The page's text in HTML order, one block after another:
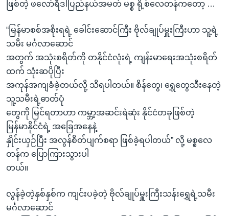
ဖြစ်တဲ့ ဖလော်ရီဒါပြည်နယ်အမတ် မစ္စ ရို့စ်လေတန်ကတော့ …
“မြန်မာစစ်အစိုးရရဲ့ ခေါင်းဆောင်ကြီး ဗိုလ်ချုပ်မှူးကြီးဟာ သူ့ရဲ့
သမီး မင်္ဂလာဆောင်
အတွက် အသုံးစရိတ်ကို တနိုင်ငံလုံးရဲ့ ကျန်းမာရေးအသုံးစရိတ်
ထက် သုံးဆပိုပြီး
အကုန်အကျခံခဲ့တယ်လို့ သိရပါတယ်။ စိန်တွေ၊ ရွှေတွေသီးနေတဲ့
သူ့သမီးရဲ့ဓာတ်ပုံ
တွေကို မြင်ရတာဟာ ကမ္ဘာ့အဆင်းရဲဆုံး နိုင်ငံတခုဖြစ်တဲ့
မြန်မာနိုင်ငံရဲ့ အခြေအနေနဲ့
နှိုင်းယှဉ်ပြီး အလွန်စိတ်ပျက်စရာ ဖြစ်ခဲ့ရပါတယ်” လို့ မစ္စလေ
တန်က ပြောကြားသွားပါ
တယ်။
လွန်ခဲ့တဲ့နှစ်နှစ်က ကျင်းပခဲ့တဲ့ ဗိုလ်ချုပ်မှူးကြီးသန်းရွှေရဲ့သမီး
မင်္ဂလာဆောင်